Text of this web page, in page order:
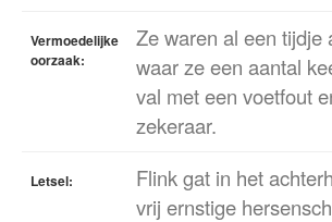
Vermoedelijke
oorzaak:
Ze waren al een tijdje
waar ze een aantal
val met een voetfout
zekeraar.
Letsel:
Flink gat in het
vrij ernstige